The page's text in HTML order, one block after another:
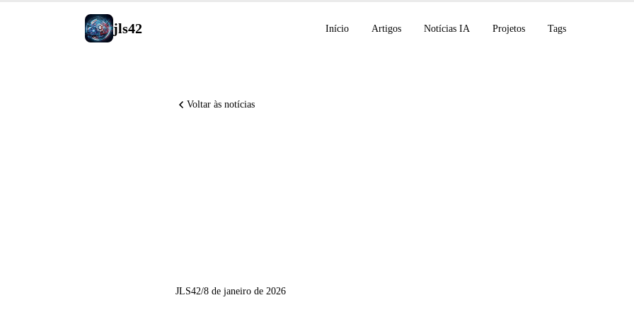
jls42 Início Artigos Notícias IA Projetos Tags
Voltar às notícias
JLS42/8 de janeiro de 2026